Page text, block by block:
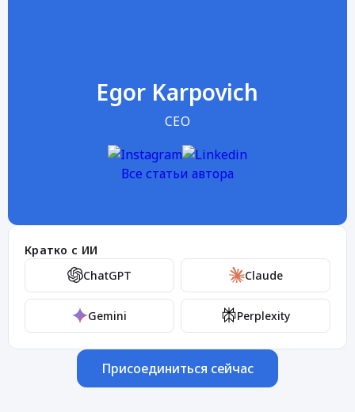
Egor Karpovich
CEO
Все статьи автора
Кратко с ИИ
ChatGPT
Claude
Gemini Perplexity
Присоединиться сейчас